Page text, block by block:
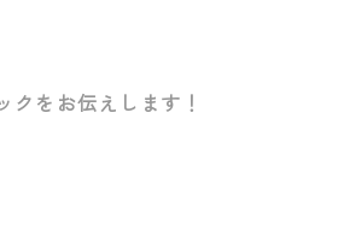
をお伝えします！